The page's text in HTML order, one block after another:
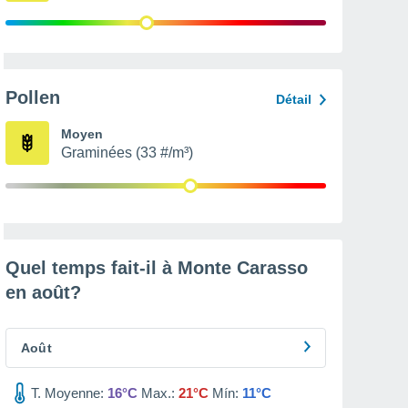
Pollen Détail
Moyen
Graminées (33 #/m³)
Quel temps fait-il à Monte Carasso
en août?
Août
T. Moyenne: 16°C Max.: 21°C Mín: 11°C